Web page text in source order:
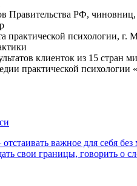
Правительства РФ,
практической психологии, г.
клиенток из 15 стран
практической психологии
важное для себя
свои границы, говорить о